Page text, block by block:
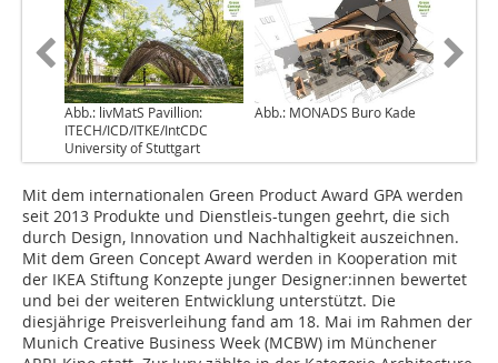
Abb.: livMatS Pavillion:
ITECH/ICD/ITKE/IntCDC
University of Stuttgart
Abb.: MONADS Buro Kade
Mit dem internationalen Green Product Award GPA werden
seit 2013 Produkte und Dienstleis-tungen geehrt, die sich
durch Design, Innovation und Nachhaltigkeit auszeichnen.
Mit dem Green Concept Award werden in Kooperation mit
der IKEA Stiftung Konzepte junger Designer:innen bewertet
und bei der weiteren Entwicklung unterstützt. Die
diesjährige Preisverleihung fand am 18. Mai im Rahmen der
Munich Creative Business Week (MCBW) im Münchener